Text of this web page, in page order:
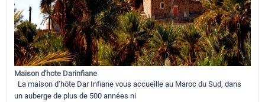
Maison d'hote Darinfiane
La maison d’hôte Dar Infiane vous accueille au Maroc du Sud, dans
un auberge de plus de 500 années ni